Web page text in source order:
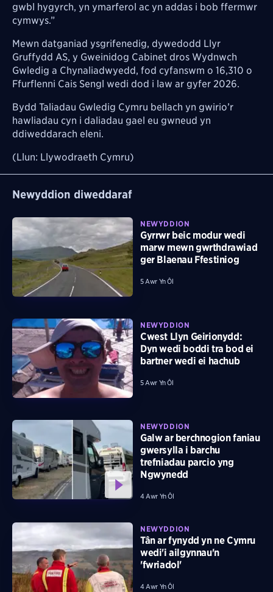
gwbl hygyrch, yn ymarferol ac yn addas i bob ffermwr
cymwys.”
Mewn datganiad ysgrifenedig, dywedodd Llyr
Gruffydd AS, y Gweinidog Cabinet dros Wydnwch
Gwledig a Chynaliadwyedd, fod cyfanswm o 16,310 o
Ffurflenni Cais Sengl wedi dod i law ar gyfer 2026.
Bydd Taliadau Gwledig Cymru bellach yn gwirio’r
hawliadau cyn i daliadau gael eu gwneud yn
ddiweddarach eleni.
(Llun: Llywodraeth Cymru)
Newyddion diweddaraf
NEWYDDION
Gyrrwr beic modur wedi
marw mewn gwrthdrawiad
ger Blaenau Ffestiniog
5 Awr Yn Ôl
NEWYDDION
Cwest Llyn Geirionydd:
Dyn wedi boddi tra bod ei
bartner wedi ei hachub
5 Awr Yn Ôl
NEWYDDION
Galw ar berchnogion faniau
gwersylla i barchu
trefniadau parcio yng
Ngwynedd
4 Awr Yn Ôl
NEWYDDION
Tân ar fynydd yn ne Cymru
wedi'i ailgynnau'n
'fwriadol'
4 Awr Yn Ôl